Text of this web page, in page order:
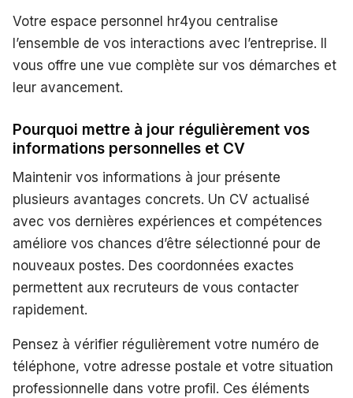
Votre espace personnel hr4you centralise
l’ensemble de vos interactions avec l’entreprise. Il
vous offre une vue complète sur vos démarches et
leur avancement.
Pourquoi mettre à jour régulièrement vos
informations personnelles et CV
Maintenir vos informations à jour présente
plusieurs avantages concrets. Un CV actualisé
avec vos dernières expériences et compétences
améliore vos chances d’être sélectionné pour de
nouveaux postes. Des coordonnées exactes
permettent aux recruteurs de vous contacter
rapidement.
Pensez à vérifier régulièrement votre numéro de
téléphone, votre adresse postale et votre situation
professionnelle dans votre profil. Ces éléments